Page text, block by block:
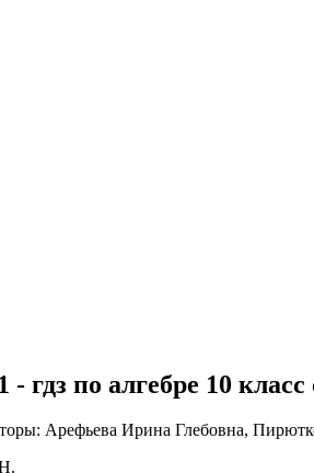
- гдз по алгебре 10